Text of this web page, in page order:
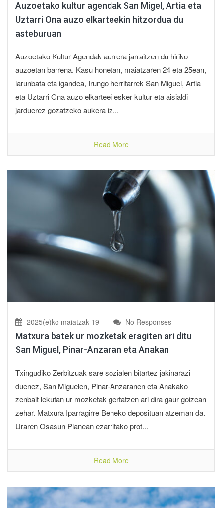
Auzoetako kultur agendak San Migel, Artia eta
Uztarri Ona auzo elkarteekin hitzordua du
asteburuan
Auzoetako Kultur Agendak aurrera jarraitzen du hiriko
auzoetan barrena. Kasu honetan, maiatzaren 24 eta 25ean,
larunbata eta igandea, Irungo herritarrek San Miguel, Artia
eta Uztarri Ona auzo elkarteei esker kultur eta aisialdi
jarduerez gozatzeko aukera iz...
Read More
2025(e)ko maiatzak 19 No Responses
Matxura batek ur mozketak eragiten ari ditu
San Miguel, Pinar-Anzaran eta Anakan
Txingudiko Zerbitzuak sare sozialen bitartez jakinarazi
duenez, San Miguelen, Pinar-Anzaranen eta Anakako
zenbait lekutan ur mozketak gertatzen ari dira gaur goizean
zehar. Matxura Iparragirre Beheko deposituan atzeman da.
Uraren Osasun Planean ezarritako prot...
Read More